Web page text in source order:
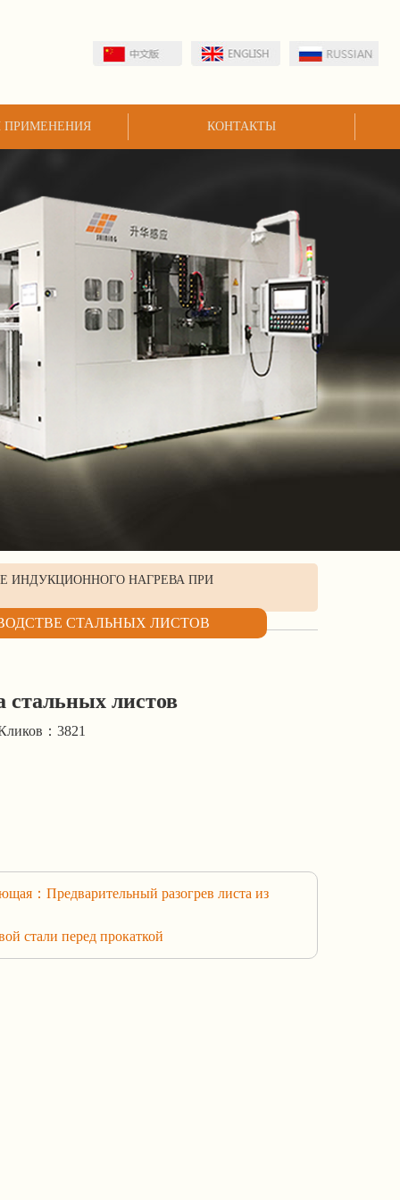
ПРИМЕНЕНИЯ КОНТАКТЫ
СТАЛЬНЫХ ЛИСТОВ
ИНДУКЦИОННОГО НАГРЕВА ПРИ
стальных листов
：3821
：Предварительный разогрев листа из
стали перед прокаткой